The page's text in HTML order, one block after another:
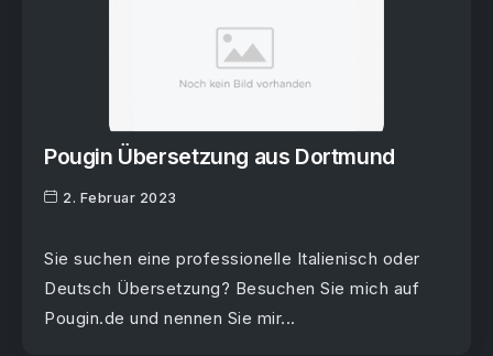
Pougin Übersetzung aus Dortmund
2. Februar 2023
Sie suchen eine professionelle Italienisch oder
Deutsch Übersetzung? Besuchen Sie mich auf
Pougin.de und nennen Sie mir...